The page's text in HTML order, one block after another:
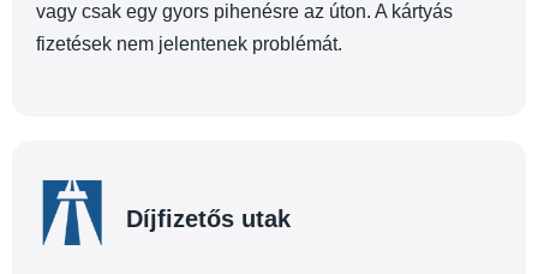
vagy csak egy gyors pihenésre az úton. A kártyás
fizetések nem jelentenek problémát.
Díjfizetős utak